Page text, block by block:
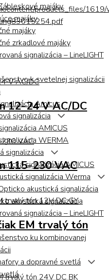
majáky
majáky
majáky
zrkadlové majáky
signalizácia – LineLIGHT
k svetelnej signalizácii
Amicus
signalizácia
AMICUS
WERMA
signalizácia
signalizácia AMICUS
signalizácia Werma
akustická signalizácia
akustická signalizácia
signalizácia – LineLIGHT
ku kombinovanej
a dopravné svetlá
content/products_files/
12-24 V AC/DC
115-230 VAC
EM trvalý tón